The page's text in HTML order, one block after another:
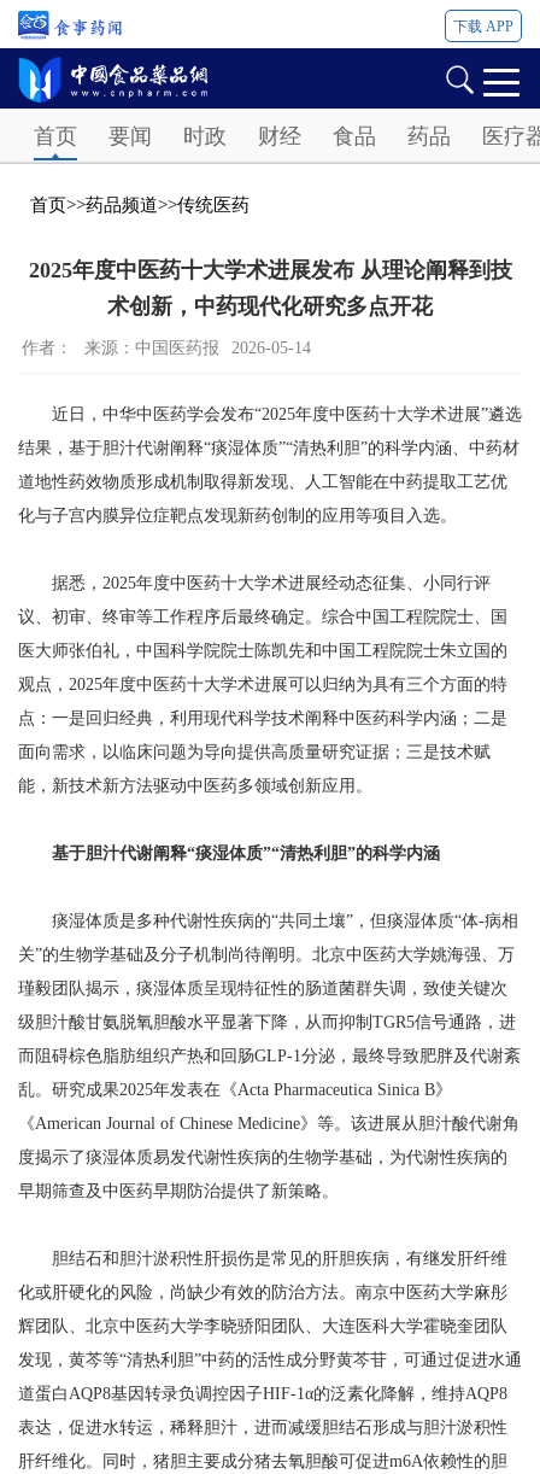
下载 APP
首页 要闻 时政 财经 食品 药品 医疗
首页>>药品频道>>传统医药
2025年度中医药十大学术进展发布 从理论阐释到技
术创新，中药现代化研究多点开花
作者： 来源：中国医药报 2026-05-14
近日，中华中医药学会发布“2025年度中医药十大学术进展”遴选
结果，基于胆汁代谢阐释“痰湿体质”“清热利胆”的科学内涵、中药材
道地性药效物质形成机制取得新发现、人工智能在中药提取工艺优
化与子宫内膜异位症靶点发现新药创制的应用等项目入选。
据悉，2025年度中医药十大学术进展经动态征集、小同行评
议、初审、终审等工作程序后最终确定。综合中国工程院院士、国
医大师张伯礼，中国科学院院士陈凯先和中国工程院院士朱立国的
观点，2025年度中医药十大学术进展可以归纳为具有三个方面的特
点：一是回归经典，利用现代科学技术阐释中医药科学内涵；二是
面向需求，以临床问题为导向提供高质量研究证据；三是技术赋
能，新技术新方法驱动中医药多领域创新应用。
基于胆汁代谢阐释“痰湿体质”“清热利胆”的科学内涵
痰湿体质是多种代谢性疾病的“共同土壤”，但痰湿体质“体-病相
关”的生物学基础及分子机制尚待阐明。北京中医药大学姚海强、万
瑾毅团队揭示，痰湿体质呈现特征性的肠道菌群失调，致使关键次
级胆汁酸甘氨脱氧胆酸水平显著下降，从而抑制TGR5信号通路，进
而阻碍棕色脂肪组织产热和回肠GLP-1分泌，最终导致肥胖及代谢紊
乱。研究成果2025年发表在《Acta Pharmaceutica Sinica B》
《American Journal of Chinese Medicine》等。该进展从胆汁酸代谢角
度揭示了痰湿体质易发代谢性疾病的生物学基础，为代谢性疾病的
早期筛查及中医药早期防治提供了新策略。
胆结石和胆汁淤积性肝损伤是常见的肝胆疾病，有继发肝纤维
化或肝硬化的风险，尚缺少有效的防治方法。南京中医药大学麻彤
辉团队、北京中医药大学李晓骄阳团队、大连医科大学霍晓奎团队
发现，黄芩等“清热利胆”中药的活性成分野黄芩苷，可通过促进水通
道蛋白AQP8基因转录负调控因子HIF-1α的泛素化降解，维持AQP8
表达，促进水转运，稀释胆汁，进而减缓胆结石形成与胆汁淤积性
肝纤维化。同时，猪胆主要成分猪去氧胆酸可促进m6A依赖性的胆